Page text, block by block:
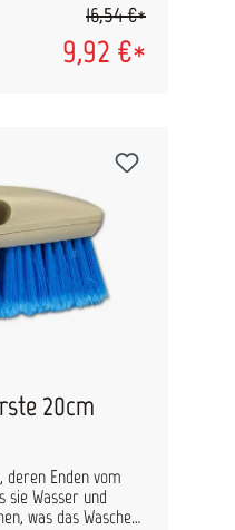
9,92 €*
16,54 €*
20cm
Enden vom
sie Wasser und
was das Waschen